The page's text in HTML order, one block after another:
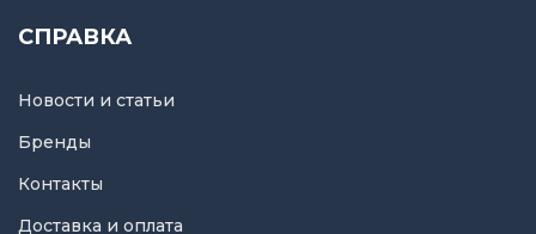
СПРАВКА
Новости и статьи
Бренды
Контакты
Доставка и оплата